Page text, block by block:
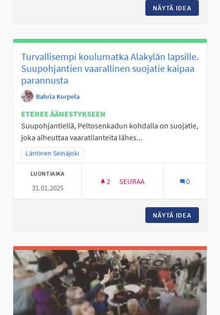
NÄYTÄ IDEA
Turvallisempi koulumatka Alakylän lapsille.
Suupohjantien vaarallinen suojatie kaipaa
parannusta
Bahria Korpela
ETENEE ÄÄNESTYKSEEN
Suupohjantiellä, Peltosenkadun kohdalla on suojatie,
joka aiheuttaa vaaratilanteita lähes...
Rajaa tulokset teeman mukaan: Läntinen Seinäjoki
Läntinen Seinäjoki
LUONTIAIKA
31.01.2025
2 2 SEURAAJAA
SEURAA 0
NÄYTÄ IDEA